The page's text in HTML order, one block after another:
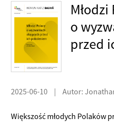
o
przed
2025-06-10 | Autor:
Większość młodych Polaków